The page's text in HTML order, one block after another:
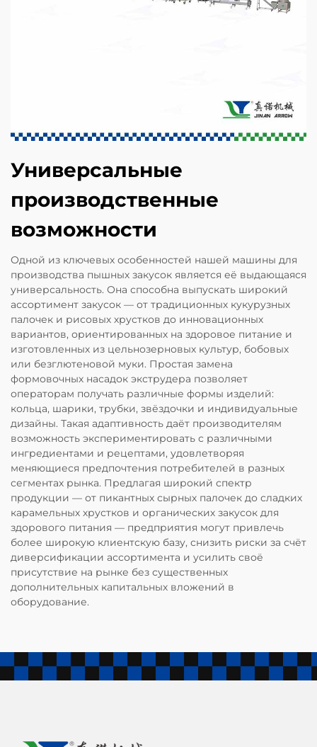
Универсальные
производственные
возможности
Одной из ключевых особенностей нашей машины для
производства пышных закусок является её выдающаяся
универсальность. Она способна выпускать широкий
ассортимент закусок — от традиционных кукурузных
палочек и рисовых хрустков до инновационных
вариантов, ориентированных на здоровое питание и
изготовленных из цельнозерновых культур, бобовых
или безглютеновой муки. Простая замена
формовочных насадок экструдера позволяет
операторам получать различные формы изделий:
кольца, шарики, трубки, звёздочки и индивидуальные
дизайны. Такая адаптивность даёт производителям
возможность экспериментировать с различными
ингредиентами и рецептами, удовлетворяя
меняющиеся предпочтения потребителей в разных
сегментах рынка. Предлагая широкий спектр
продукции — от пикантных сырных палочек до сладких
карамельных хрустков и органических закусок для
здорового питания — предприятия могут привлечь
более широкую клиентскую базу, снизить риски за счёт
диверсификации ассортимента и усилить своё
присутствие на рынке без существенных
дополнительных капитальных вложений в
оборудование.